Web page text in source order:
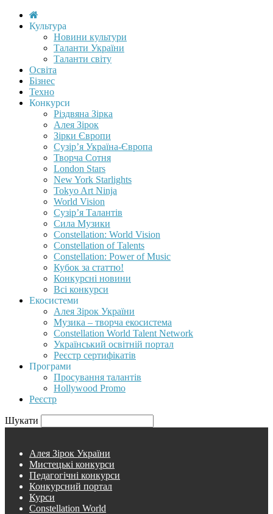
Культура
Новини культури
Таланти України
Таланти світу
Освіта
Бізнес
Техно
Конкурси
Різдвяна Зірка
Алея Зірок
Зірки Європи
Сузір’я Україна-Європа
Творча Сотня
London Stars
New York Starlights
Tokyo Art Ninja
World Vision
Сузір’я Талантів
Сила Музики
Constellation: World Vision
Constellation of Talents
Constellation: Power of Music
Кубок за статтю!
Конкурсні новини
Всі конкурси
Екосистеми
Алея Зірок України
Музика – творча екосистема
Constellation World Talent Network
Український освітній портал
Реєстр сертифікатів
Програми
Просування талантів
Hollywood Promo
Реєстр
Шукати
Алея Зірок України
Мистецькі конкурси
Педагогічні конкурси
Конкурсний портал
Курси
Constellation World